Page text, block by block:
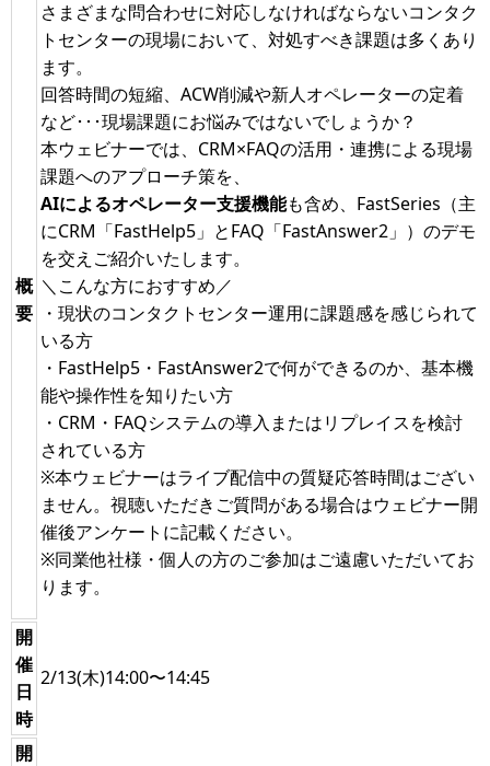
概
要
さまざまな問合わせに対応しなければならないコンタク
トセンターの現場において、対処すべき課題は多くあり
ます。
回答時間の短縮、ACW削減や新人オペレーターの定着
など･･･現場課題にお悩みではないでしょうか？
本ウェビナーでは、CRM×FAQの活用・連携による現場
課題へのアプローチ策を、
AIによるオペレーター支援機能も含め、FastSeries（主
にCRM「FastHelp5」とFAQ「FastAnswer2」）のデモ
を交えご紹介いたします。
＼こんな方におすすめ／
・現状のコンタクトセンター運用に課題感を感じられて
いる方
・FastHelp5・FastAnswer2で何ができるのか、基本機
能や操作性を知りたい方
・CRM・FAQシステムの導入またはリプレイスを検討
されている方
※本ウェビナーはライブ配信中の質疑応答時間はござい
ません。視聴いただきご質問がある場合はウェビナー開
催後アンケートに記載ください。
※同業他社様・個人の方のご参加はご遠慮いただいてお
ります。
開
催
日
時
2/13(木)14:00〜14:45
開